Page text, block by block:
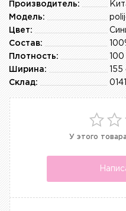
Производитель:
Модель:
Цвет:
Состав:
100
Плотность:
Ширина:
Склад:
У этого